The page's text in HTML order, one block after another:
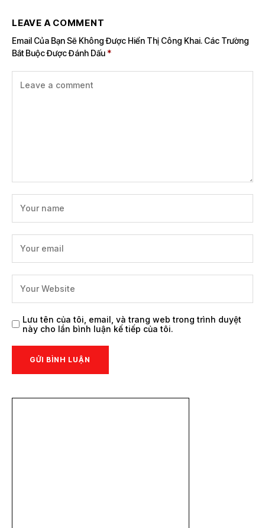
LEAVE A COMMENT
Email Của Bạn Sẽ Không Được Hiển Thị Công Khai. Các Trường
Bắt Buộc Được Đánh Dấu *
Lưu tên của tôi, email, và trang web trong trình duyệt
này cho lần bình luận kế tiếp của tôi.